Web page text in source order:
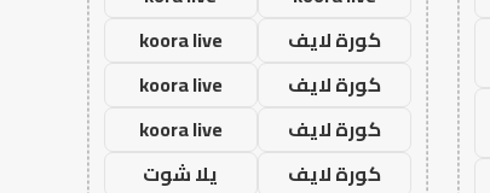
كورة لايف
koora live
كورة لايف
koora live
كورة لايف
koora live
كورة لايف
يلا شوت